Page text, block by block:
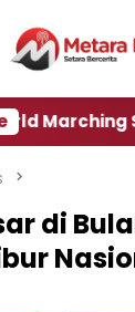
Sport
di